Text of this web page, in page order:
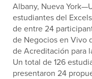
Albany, Nueva
estudiantes del
de entre 24
de Negocios en Vivo
de Acreditación para
Un total de 126
presentaron 24